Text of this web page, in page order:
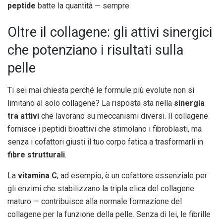
peptide batte la quantità — sempre.
Oltre il collagene: gli attivi sinergici
che potenziano i risultati sulla
pelle
Ti sei mai chiesta perché le formule più evolute non si
limitano al solo collagene? La risposta sta nella sinergia
tra attivi che lavorano su meccanismi diversi. Il collagene
fornisce i peptidi bioattivi che stimolano i fibroblasti, ma
senza i cofattori giusti il tuo corpo fatica a trasformarli in
fibre strutturali.
La vitamina C, ad esempio, è un cofattore essenziale per
gli enzimi che stabilizzano la tripla elica del collagene
maturo — contribuisce alla normale formazione del
collagene per la funzione della pelle. Senza di lei, le fibrille